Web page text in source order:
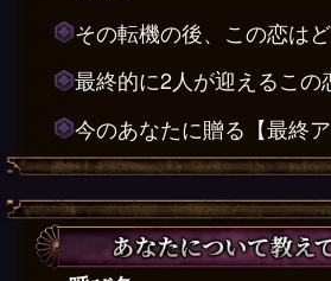
その転機の後、この恋は
最終的に2人が迎えるこの
今のあなたに贈る【最終ア